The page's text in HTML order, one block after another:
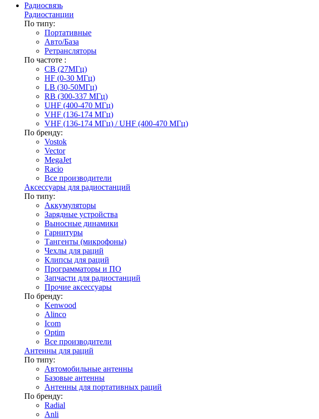
Радиосвязь
Радиостанции
По типу:
Портативные
Авто/База
Ретрансляторы
По частоте :
CB (27МГц)
HF (0-30 МГц)
LB (30-50МГц)
RB (300-337 МГц)
UHF (400-470 МГц)
VHF (136-174 МГц)
VHF (136-174 МГц) / UHF (400-470 МГц)
По бренду:
Vostok
Vector
MegaJet
Racio
Все производители
Аксессуары для радиостанций
По типу:
Аккумуляторы
Зарядные устройства
Выносные динамики
Гарнитуры
Тангенты (микрофоны)
Чехлы для раций
Клипсы для раций
Программаторы и ПО
Запчасти для радиостанций
Прочие аксессуары
По бренду:
Kenwood
Alinco
Icom
Optim
Все производители
Антенны для раций
По типу:
Автомобильные антенны
Базовые антенны
Антенны для портативных раций
По бренду:
Radial
Anli